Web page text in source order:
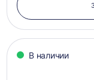
В наличии